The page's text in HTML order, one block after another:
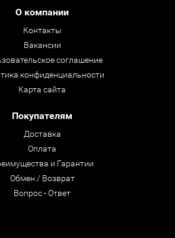
О компании
Контакты
Вакансии
соглашение
конфиденциальности
Карта сайта
Покупателям
Доставка
Оплата
и Гарантии
Обмен / Возврат
Вопрос - Ответ